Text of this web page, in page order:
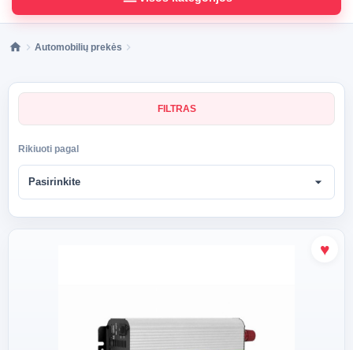
Automobilių prekės
FILTRAS
Rikiuoti pagal
Pasirinkite arrow_drop_down